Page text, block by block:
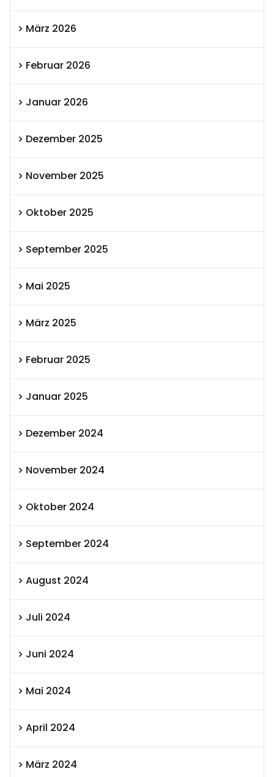
März 2026
Februar 2026
Januar 2026
Dezember 2025
November 2025
Oktober 2025
September 2025
Mai 2025
März 2025
Februar 2025
Januar 2025
Dezember 2024
November 2024
Oktober 2024
September 2024
August 2024
Juli 2024
Juni 2024
Mai 2024
April 2024
März 2024